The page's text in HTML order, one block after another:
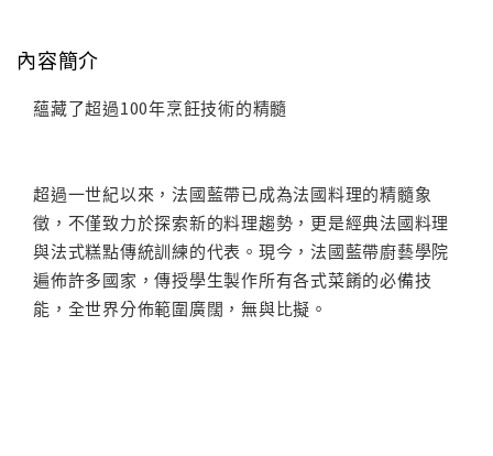
內容簡介
蘊藏了超過100年烹飪技術的精髓
超過一世紀以來，法國藍帶已成為法國料理的精髓象
徵，不僅致力於探索新的料理趨勢，更是經典法國料理
與法式糕點傳統訓練的代表。現今，法國藍帶廚藝學院
遍佈許多國家，傳授學生製作所有各式菜餚的必備技
能，全世界分佈範圍廣闊，無與比擬。